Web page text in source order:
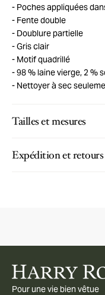
Poches appliquées
Fente double
Doublure partielle
Gris clair
Motif quadrillé
98 % laine vierge, 2 %
Nettoyer à sec
Tailles et mesures
Expédition et retours
Pour une vie bien vêtue